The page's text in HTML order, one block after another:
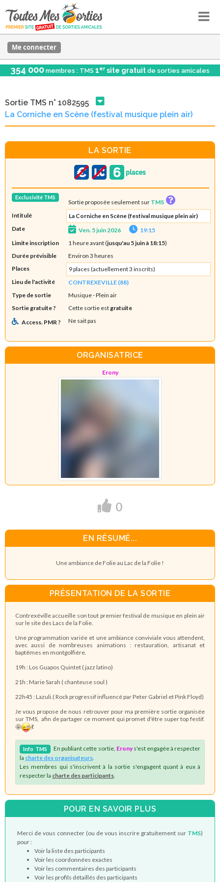
Me connecter
354 000 membres : TMS 1er site gratuit de sorties amicales
Sortie TMS n° 1082595
La Corniche en Scène (festival musique plein air)
LA SORTIE
Exclusivité TMS
Sortie proposée seulement sur TMS
Intitulé
La Corniche en Scène (festival musique plein air)
Date
Ven. 5 juin 2026
19:15
Limite inscription
1 heure avant (jusqu'au 5 juin à 18:15)
Durée prévisible
Environ 3 heures
Places
9 places (actuellement 3 inscrits)
Lieu de l'activité
CONTREXEVILLE (88)
Type de sortie
Musique- Plein air
Sortie gratuite ?
Cette sortie est gratuite
Access. PMR ?
Ne sait pas
ORGANISATRICE
Erony
0
EN RÉSUMÉ...
Une ambiance de Folie au Lac de la Folie !
PRÉSENTATION DE LA SORTIE
Contrexéville accueille son tout premier festival de musique en plein air
sur le site des Lacs de la Folie.
Une programmation variée et une ambiance conviviale vous attendent,
avec aussi de nombreuses animations : restauration, artisanat et
baptêmes en montgolfière.
19h : Los Guapos Quintet ( jazz latino)
21h : Marie Sarah ( chanteuse soul )
22h45 : Lazuli.( Rock progressif influencé par Peter Gabriel et Pink Floyd)
Je vous propose de nous retrouver pour ma première sortie organisée
sur TMS, afin de partager ce moment qui promet d'être super top festif.
🤩
💃
Info TMS En publiant cette sortie, Eronys'est engagée à respecter
la charte des organisateurs
Les membres qui s'inscrivent à la sortie s'engagent quant à eux à
respecter la charte des participants
POUR EN SAVOIR PLUS
Merci de vous connecter (ou de vous inscrire gratuitement sur TMS)
pour :
Voir la liste des participants
Voir les coordonnées exactes
Voir les commentaires des participants
Voir les profils détaillés des participants